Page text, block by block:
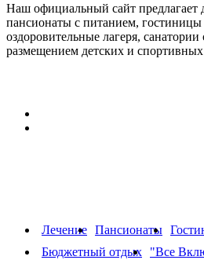
Наш официальный сайт предлагает
пансионаты с питанием, гостиницы
оздоровительные лагеря,
размещением детских и
Лечение Пансионаты
Бюджетный отдых
"Все